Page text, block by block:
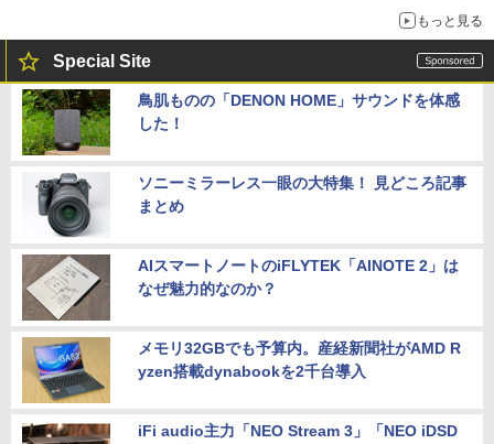
もっと見る
Special Site
鳥肌ものの「DENON HOME」サウンドを体感
した！
ソニーミラーレス一眼の大特集！ 見どころ記事
まとめ
AIスマートノートのiFLYTEK「AINOTE 2」は
なぜ魅力的なのか？
メモリ32GBでも予算内。産経新聞社がAMD R
yzen搭載dynabookを2千台導入
iFi audio主力「NEO Stream 3」「NEO iDSD